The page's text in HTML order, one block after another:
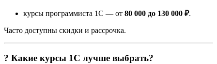
курсы программиста 1С — от 80 000 до 130 000 ₽.
Часто доступны скидки и рассрочка.
? Какие курсы 1С лучше выбрать?